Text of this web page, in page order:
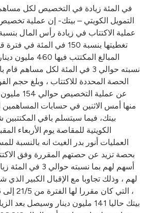
التمويل الكويتي – بيتك- إن عملية
تغطيتها بنسبة 150 في المئة
المبالغ المكتتب
نسبته حوالي 3 في المئة لكل مساهم
الحصة المحددة للاكتتاب ، وبلغ حجم
عن عملية
منها أمس الاثنين في حسابات المساهمين
بيتك، فيما سيتسلم باقي
الكويتية للمقاصة يوم الأربعاء
العمليات أنور بدر الغيث انه بالنسبة
بحصة تزيد عن حصتهم المقررة وفق
أسهم لهم بما نسبته
لهم ، وذلك تجاوبا مع الإقبال الكبير الذي